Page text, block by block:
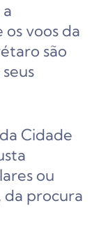
voos da
são
Cidade
ou
da procura